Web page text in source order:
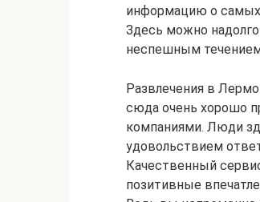
информацию о самых
Здесь можно
неспешным
Развлечения в
сюда очень хорошо
компаниями. Люди
удовольствием
Качественный
позитивные